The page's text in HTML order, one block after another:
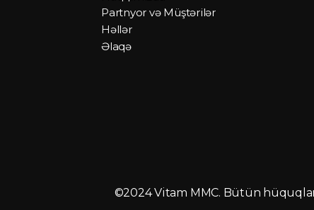
Partnyor və Müştərilər
Həllər
Əlaqə
©2024 Vitam MMC. Bütün